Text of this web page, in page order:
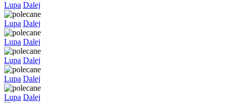
Lupa Dalej
Lupa Dalej
Lupa Dalej
Lupa Dalej
Lupa Dalej
Lupa Dalej